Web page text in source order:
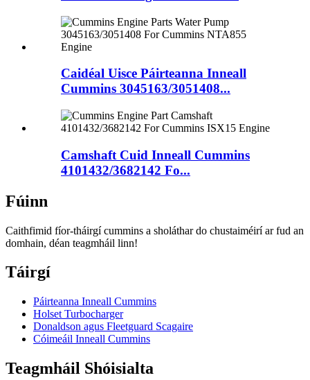
Caidéal Uisce Páirteanna Inneall
Cummins 3045163/3051408...
Camshaft Cuid Inneall Cummins
4101432/3682142 Fo...
Fúinn
Caithfimid fíor-tháirgí cummins a sholáthar do chustaiméirí ar fud an
domhain, déan teagmháil linn!
Táirgí
Páirteanna Inneall Cummins
Holset Turbocharger
Donaldson agus Fleetguard Scagaire
Cóimeáil Inneall Cummins
Teagmháil Shóisialta